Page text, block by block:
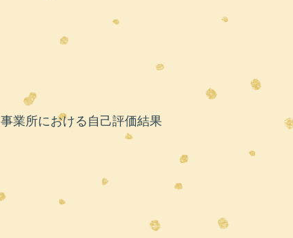
​事業所における自己評価結果